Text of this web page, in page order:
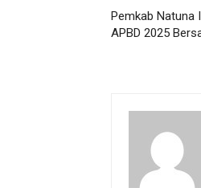
Pemkab Natuna
APBD 2025